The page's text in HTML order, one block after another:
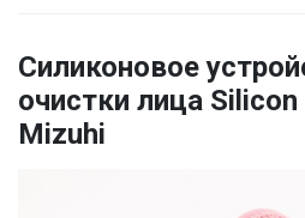
Силиконовое
очистки лица Silicon
Mizuhi